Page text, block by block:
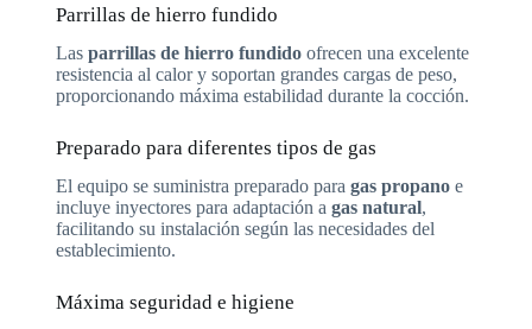
Parrillas de hierro fundido
Las parrillas de hierro fundidoofrecen una excelente
resistencia al calor y soportan grandes cargas de peso,
proporcionando máxima estabilidad durante la cocción.
Preparado para diferentes tipos de gas
El equipo se suministra preparado para gas propanoe
incluye inyectores para adaptación a gas natural,
facilitando su instalación según las necesidades del
establecimiento.
Máxima seguridad e higiene